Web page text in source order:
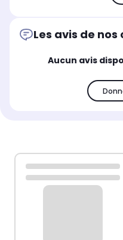
Les avis de nos
Aucun avis